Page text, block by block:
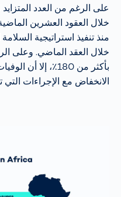
على الرغم من العدد
منذ تنفيذ استراتيجية
خلال العقد الماضي. وعلى
بأكثر من 180٪، إلا
الانخفاض مع الإجراءات التي